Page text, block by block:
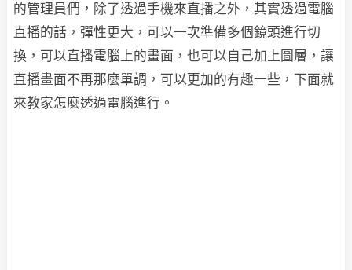
的管理員們，除了透過手機來直播之外，其實透過電腦
直播的話，彈性更大，可以一次準備多個鏡頭進行切
換，可以直播電腦上的畫面，也可以自己加上圖層，讓
直播畫面不再那麼單調，可以更加的有趣一些，下面就
來教家怎麼透過電腦進行。